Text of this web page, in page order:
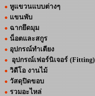
หูแขวนแบบต่างๆ
แขนพับ
ฉากยึดมุม
น็อตและสกูร
อุปกรณ์ทำเตียง
อุปกรณ์เฟอร์นิเจอร์ (Fitting)
วิดีโอ งานไม้
วัสดุปิดขอบ
รวมอะไหล่